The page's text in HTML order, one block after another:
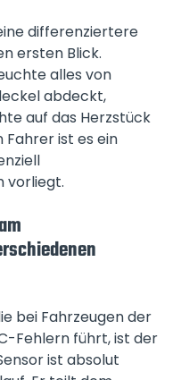
differenziertere
ersten Blick.
alles von
abdeckt,
auf das Herzstück
ist es ein
vorliegt.
bei Fahrzeugen der
Fehlern führt, ist der
ist absolut